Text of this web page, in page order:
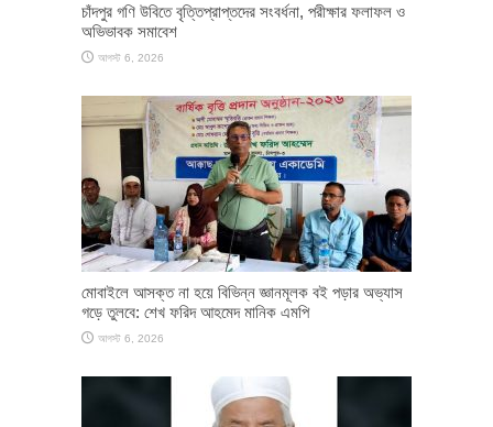
চাঁদপুর গণি উবিতে বৃত্তিপ্রাপ্তদের সংবর্ধনা, পরীক্ষার ফলাফল ও
অভিভাবক সমাবেশ
আগস্ট 6, 2026
মোবাইলে আসক্ত না হয়ে বিভিন্ন জ্ঞানমূলক বই পড়ার অভ্যাস
গড়ে তুলবে: শেখ ফরিদ আহমেদ মানিক এমপি
আগস্ট 6, 2026